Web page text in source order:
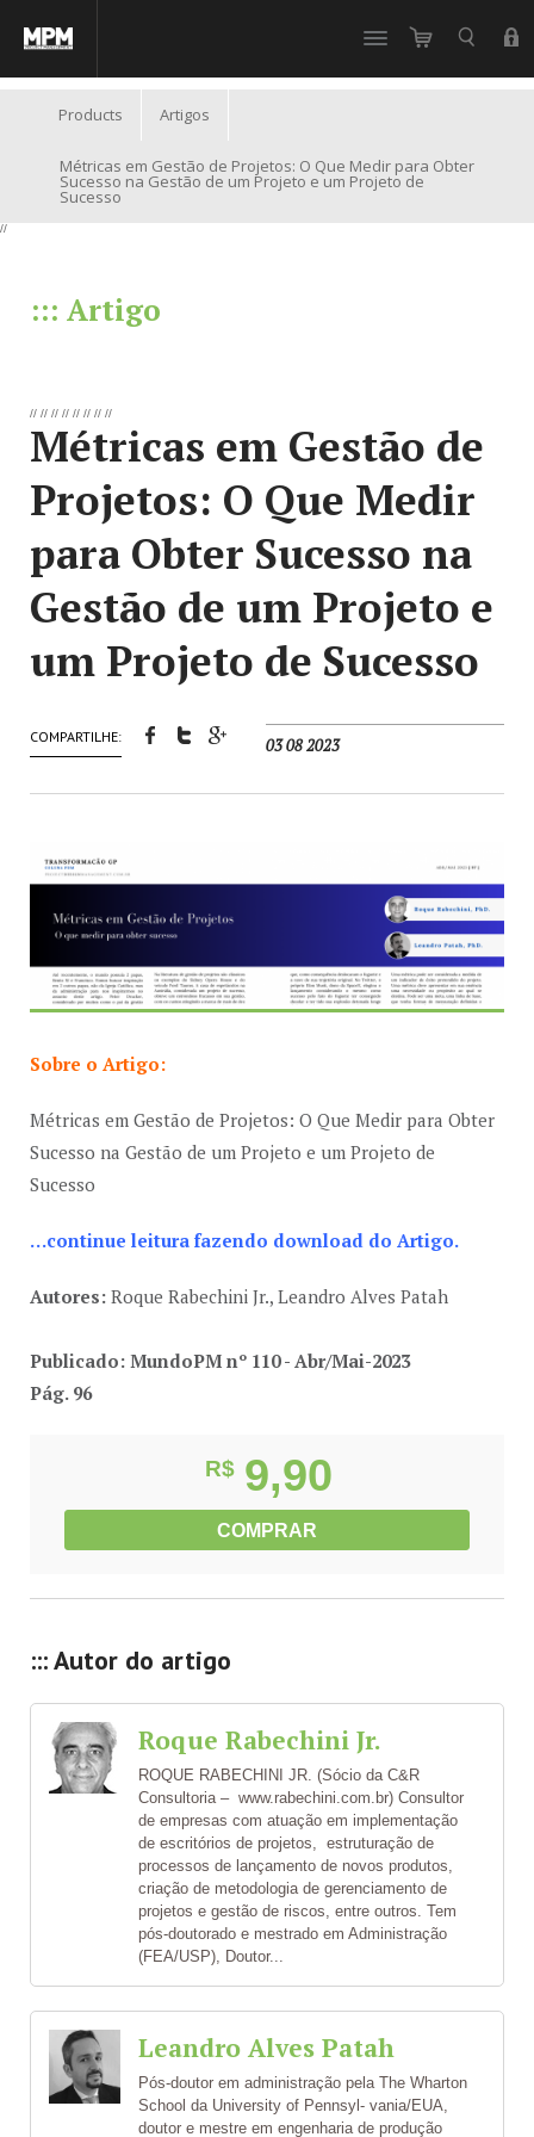
Products Artigos
Métricas em Gestão de Projetos: O Que Medir para Obter
Sucesso na Gestão de um Projeto e um Projeto de
Sucesso
//
::: Artigo
// // // // // // // //
Métricas em Gestão de
Projetos: O Que Medir
para Obter Sucesso na
Gestão de um Projeto e
um Projeto de Sucesso
03 08 2023
COMPARTILHE:
Sobre o Artigo:
Métricas em Gestão de Projetos: O Que Medir para Obter
Sucesso na Gestão de um Projeto e um Projeto de
Sucesso
…continue leitura fazendo download do Artigo.
Autores: Roque Rabechini Jr., Leandro Alves Patah
Publicado: MundoPM nº 110 - Abr/Mai-2023
Pág. 96
R$ 9,90
COMPRAR
::: Autor do artigo
Roque Rabechini Jr.
ROQUE RABECHINI JR. (Sócio da C&R
Consultoria – www.rabechini.com.br) Consultor
de empresas com atuação em implementação
de escritórios de projetos, estruturação de
processos de lançamento de novos produtos,
criação de metodologia de gerenciamento de
projetos e gestão de riscos, entre outros. Tem
pós-doutorado e mestrado em Administração
(FEA/USP), Doutor...
Leandro Alves Patah
Pós-doutor em administração pela The Wharton
School da University of Pennsyl- vania/EUA,
doutor e mestre em engenharia de produção